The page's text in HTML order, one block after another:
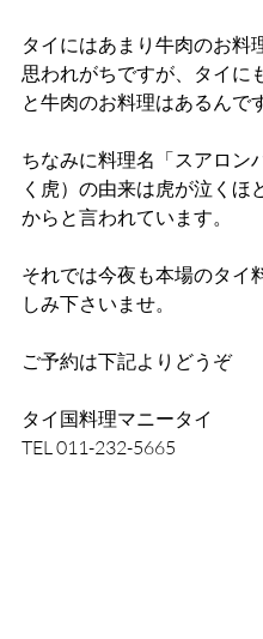
タイにはあまり牛肉のお料
思われがちですが、タイに
と牛肉のお料理はあるんで
ちなみに料理名「スアロン
く虎）の由来は虎が泣くほ
からと言われています。
それでは今夜も本場のタイ
しみ下さいませ。
ご予約は下記よりどうぞ
タイ国料理マニータイ
TEL 011-232-5665